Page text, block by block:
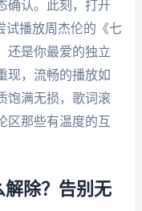
确认。此刻，打开
试播放周杰伦的《七
还是你最爱的独立
现，流畅的播放如
饱满无损，歌词滚
区那些有温度的互
除？告别无